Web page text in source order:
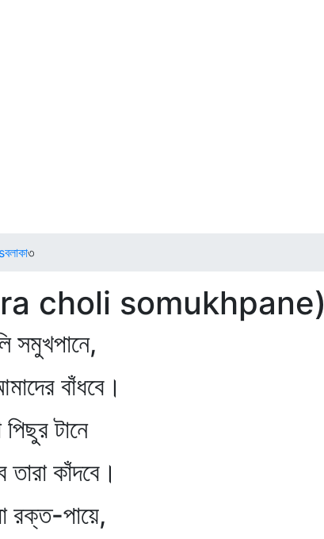
বলাকা৩
choli somukhpane)
সমুখপানে,
বাঁধবে।
টানে
কাঁদবে।
রক্ত-পায়ে,